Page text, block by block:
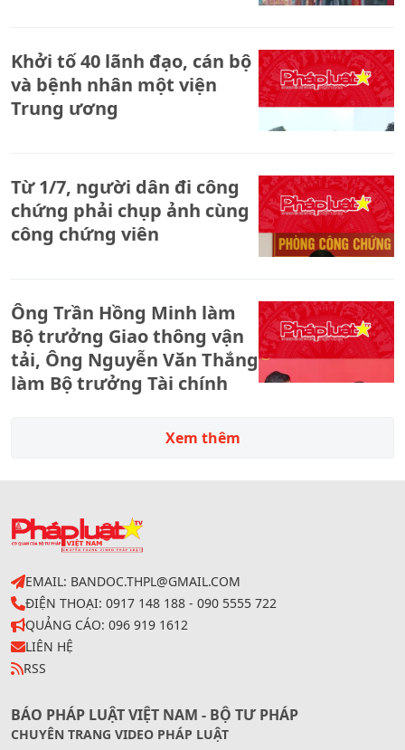
Khởi tố 40 lãnh đạo, cán bộ
và bệnh nhân một viện
Trung ương
Từ 1/7, người dân đi công
chứng phải chụp ảnh cùng
công chứng viên
Ông Trần Hồng Minh làm
Bộ trưởng Giao thông vận
tải, Ông Nguyễn Văn Thắng
làm Bộ trưởng Tài chính
Xem thêm
EMAIL: BANDOC.THPL@GMAIL.COM
ĐIỆN THOẠI: 0917 148 188 - 090 5555 722
QUẢNG CÁO: 096 919 1612
LIÊN HỆ
RSS
BÁO PHÁP LUẬT VIỆT NAM - BỘ TƯ PHÁP
CHUYÊN TRANG VIDEO PHÁP LUẬT